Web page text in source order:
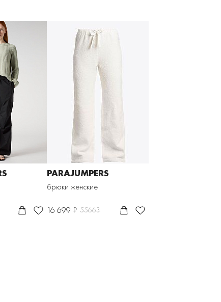
PARAJUMPERS
брюки женские
16 699 ₽ 55663